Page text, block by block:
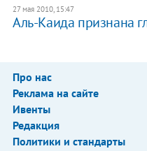
27 мая 2010, 15:47
Аль-Каида признана
Про нас
Реклама на сайте
Ивенты
Редакция
Политики и стандарты